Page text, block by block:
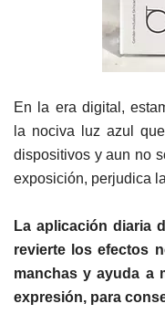
En la era digital,
la nociva luz azul
dispositivos y aun no
exposición, perjudica
La aplicación diaria
revierte los efectos
manchas y ayuda a
expresión, para